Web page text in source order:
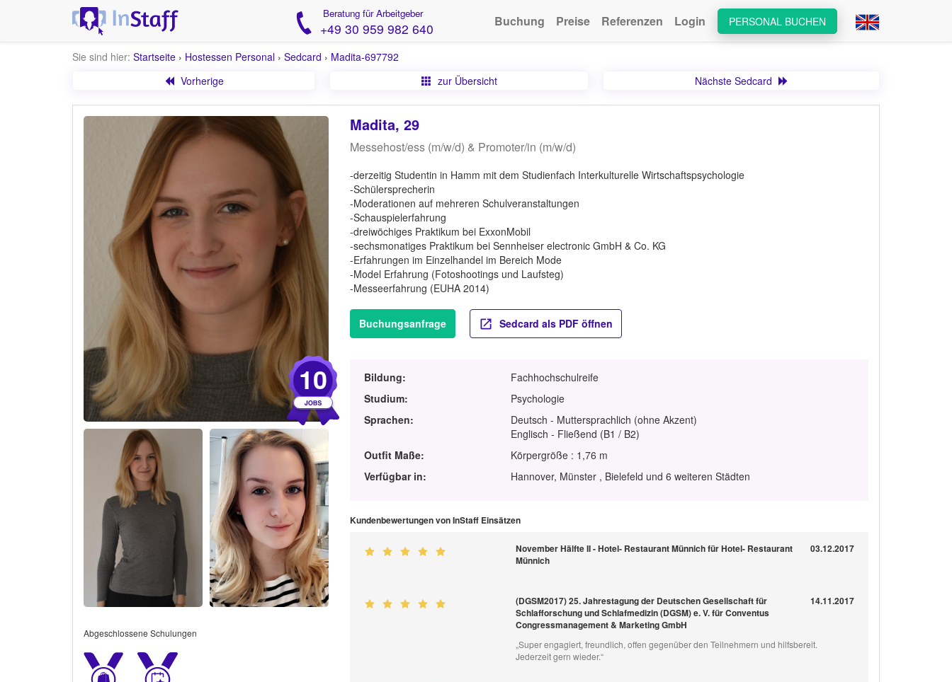
Beratung für Arbeitgeber
+49 30 959 982 640 PERSONAL BUCHEN
Buchung Preise Referenzen Login
Sie sind hier: Startseite › Hostessen Personal › Sedcard › Madita-697792
Vorherige
zur Übersicht Nächste Sedcard
10
Abgeschlossene Schulungen
Madita, 29
Messehost/ess (m/w/d) & Promoter/in (m/w/d)
-derzeitig Studentin in Hamm mit dem Studienfach Interkulturelle Wirtschaftspsychologie
-Schülersprecherin
-Moderationen auf mehreren Schulveranstaltungen
-Schauspielerfahrung
-dreiwöchiges Praktikum bei ExxonMobil
-sechsmonatiges Praktikum bei Sennheiser electronic GmbH & Co. KG
-Erfahrungen im Einzelhandel im Bereich Mode
-Model Erfahrung (Fotoshootings und Laufsteg)
-Messeerfahrung (EUHA 2014)
Buchungsanfrage Sedcard als PDF öffnen
Bildung:
Fachhochschulreife
Studium:
Psychologie
Sprachen:
Deutsch - Muttersprachlich (ohne Akzent)
Englisch - Fließend (B1 / B2)
Outfit Maße:
Körpergröße : 1,76 m
Verfügbar in:
Hannover, Münster , Bielefeld und 6 weiteren Städten
Kundenbewertungen von InStaff Einsätzen
November Hälfte II - Hotel- Restaurant Münnich für Hotel- Restaurant
Münnich
03.12.2017
(DGSM2017) 25. Jahrestagung der Deutschen Gesellschaft für
Schlafforschung und Schlafmedizin (DGSM) e. V. für Conventus
Congressmanagement & Marketing GmbH
14.11.2017
„Super engagiert, freundlich, offen gegenüber den Teilnehmern und hilfsbereit.
Jederzeit gern wieder.“